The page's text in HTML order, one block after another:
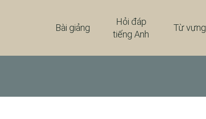
Từ vựng
Hỏi đáp
tiếng Anh
Bài giảng